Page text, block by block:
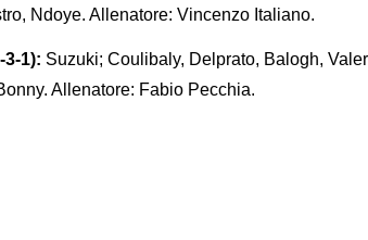
Ndoye. Allenatore: Vincenzo Italiano.
3-1): Suzuki; Coulibaly, Delprato, Balogh,
Allenatore: Fabio Pecchia.